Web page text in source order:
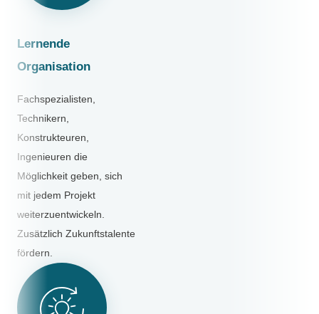
Lernende
Organisation
Fachspezialisten,
Technikern,
Konstrukteuren,
Ingenieuren die
Möglichkeit geben, sich
mit jedem Projekt
weiterzuentwickeln.
Zusätzlich Zukunftstalente
fördern.